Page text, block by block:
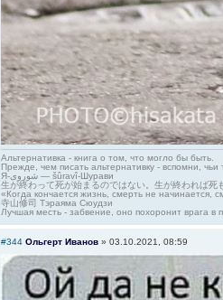
Альтернативка - книга о том, что могло бы быть.
Прежде, чем писать альтернативку - вспомни,
Я-شوروی — šûravî-Шурави
生が終わって死が始まるのではない。生が終われば死
«Когда кончается жизнь, смерть не начинается,
寺山修司 Тэраяма Сюудзи
Лучшая месть - забвение, оно похоронит врага в
#344 Ольгерт Иванов » 03.10.2021, 08:59